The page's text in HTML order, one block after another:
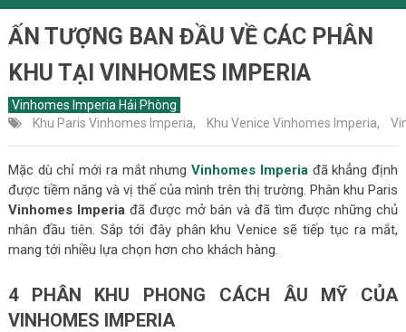
ẤN TƯỢNG BAN ĐẦU VỀ CÁC PHÂN
KHU TẠI VINHOMES IMPERIA
Vinhomes Imperia Hải Phòng
Khu Paris Vinhomes Imperia, Khu Venice Vinhomes Imperia,
Mặc dù chỉ mới ra mắt nhưngVinhomes Imperiađã khẳng định
được tiềm năng và vị thế của mình trên thị trường. Phân khu Paris
Vinhomes Imperiađã được mở bán và đã tìm được những chủ
nhân đầu tiên. Sắp tới đây phân khu Venice sẽ tiếp tục ra mắt,
mang tới nhiều lựa chọn hơn cho khách hàng.
4 PHÂN KHU PHONG CÁCH ÂU MỸ CỦA
VINHOMES IMPERIA